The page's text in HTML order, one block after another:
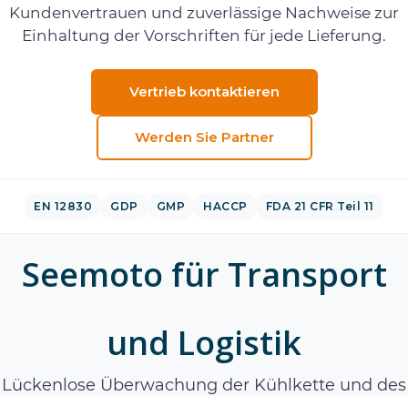
Kundenvertrauen und zuverlässige Nachweise zur
Einhaltung der Vorschriften für jede Lieferung.
Vertrieb kontaktieren
Werden Sie Partner
EN 12830 GDP GMP HACCP FDA 21 CFR Teil 11
Seemoto für Transport
und Logistik
Lückenlose Überwachung der Kühlkette und des